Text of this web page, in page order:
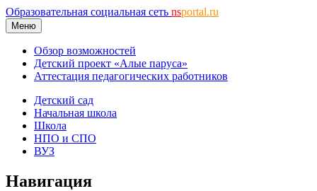
Образовательная социальная сеть nsportal.ru
Меню
Обзор возможностей
Детский проект «Алые паруса»
Аттестация педагогических работников
Детский сад
Начальная школа
Школа
НПО и СПО
ВУЗ
Навигация